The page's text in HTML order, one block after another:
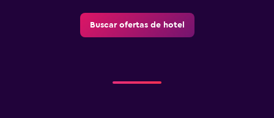
Buscar ofertas de hotel